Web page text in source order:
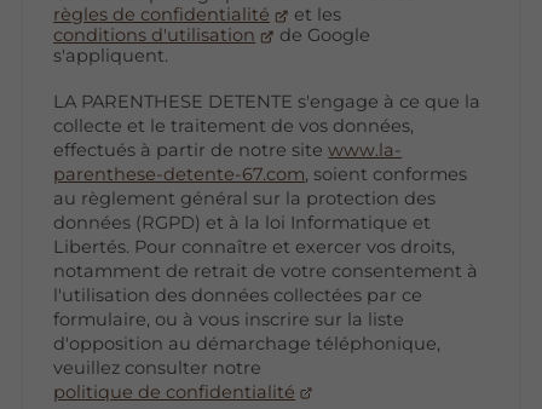
règles de confidentialité
et les
conditions d'utilisation
de Google
s'appliquent.
LA PARENTHESE DETENTE s'engage à ce que la
collecte et le traitement de vos données,
effectués à partir de notre sitewww.la-
parenthese-detente-67.com, soient conformes
au règlement général sur la protection des
données (RGPD) et à la loi Informatique et
Libertés. Pour connaître et exercer vos droits,
notamment de retrait de votre consentement à
l'utilisation des données collectées par ce
formulaire, ou à vous inscrire sur la liste
d'opposition au démarchage téléphonique,
veuillez consulter notre
politique de confidentialité